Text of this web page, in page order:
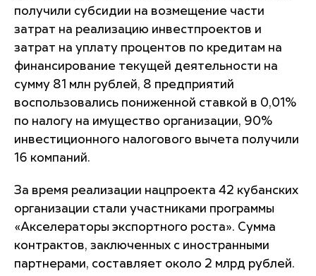
получили субсидии на возмещение части
затрат на реализацию инвестпроектов и
затрат на уплату процентов по кредитам на
финансирование текущей деятельности на
сумму 81 млн рублей, 8 предприятий
воспользовались пониженной ставкой в 0,01%
по налогу на имущество организации, 90%
инвестиционного налогового вычета получили
16 компаний.
За время реализации нацпроекта 42 кубанских
организации стали участниками программы
«Акселераторы экспортного роста». Сумма
контрактов, заключенных с иностранными
партнерами, составляет около 2 млрд рублей.